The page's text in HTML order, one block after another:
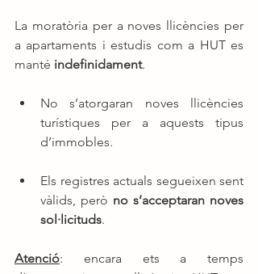
La moratòria per a noves llicències per
a apartaments i estudis com a HUT es
manté indefinidament.
No s’atorgaran noves llicències
turístiques per a aquests tipus
d’immobles.
Els registres actuals segueixen sent
vàlids, però no s’acceptaran noves
sol·licituds.
Atenció: encara ets a temps